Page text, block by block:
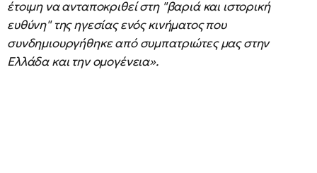
έτοιμη να ανταποκριθεί στη "βαριά και ιστορική
ευθύνη" της ηγεσίας ενός κινήματος που
συνδημιουργήθηκε από συμπατριώτες μας στην
Ελλάδα και την ομογένεια».